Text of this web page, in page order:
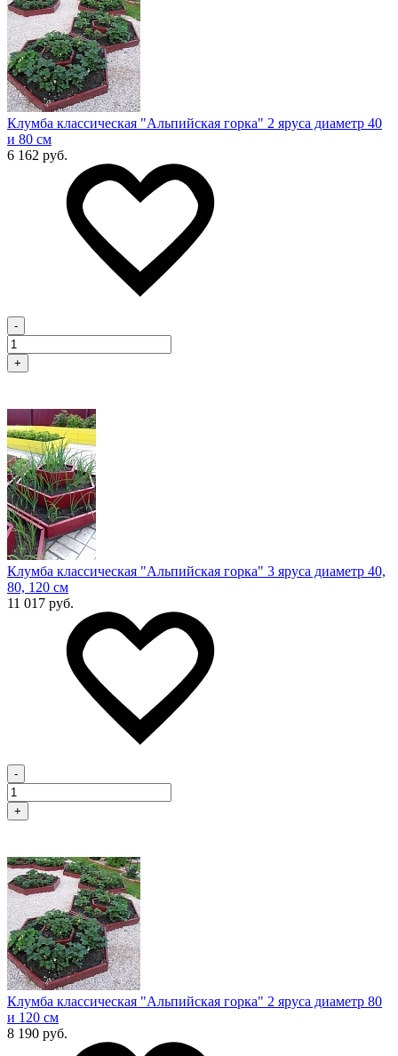
Клумба классическая "Альпийская горка" 2 яруса диаметр 40
и 80 см
6 162 руб.
-
+
Клумба классическая "Альпийская горка" 3 яруса диаметр 40,
80, 120 см
11 017 руб.
-
+
Клумба классическая "Альпийская горка" 2 яруса диаметр 80
и 120 см
8 190 руб.